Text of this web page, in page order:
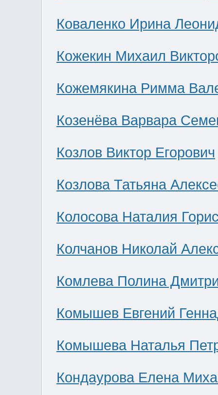
Коваленко Ирина
Кожекин Михаил
Кожемякина Римма
Козенёва Варвара
Козлов Виктор Егорович
Козлова Татьяна
Колосова Наталия
Колчанов Николай
Комлева Полина
Комышев Евгений
Комышева Наталья
Кондаурова Елена